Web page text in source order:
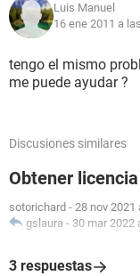
Luis Manuel
16 ene 2011 a
tengo el mismo
me puede ayudar ?
Discusiones similares
Obtener
sotorichard - 28 nov 2021
gslaura - 30 mar 2022
3 respuestas